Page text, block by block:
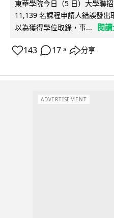
東華學院今日（5 日）大學聯
11,139 名課程申請人錯誤發
以為獲得學位取錄，事...
閱
143 17 ↗ 分享
ADVERTISEMENT